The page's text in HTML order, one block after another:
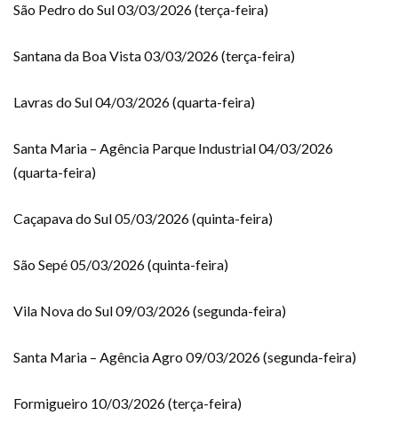
São Pedro do Sul 03/03/2026 (terça-feira)
Santana da Boa Vista 03/03/2026 (terça-feira)
Lavras do Sul 04/03/2026 (quarta-feira)
Santa Maria – Agência Parque Industrial 04/03/2026
(quarta-feira)
Caçapava do Sul 05/03/2026 (quinta-feira)
São Sepé 05/03/2026 (quinta-feira)
Vila Nova do Sul 09/03/2026 (segunda-feira)
Santa Maria – Agência Agro 09/03/2026 (segunda-feira)
Formigueiro 10/03/2026 (terça-feira)